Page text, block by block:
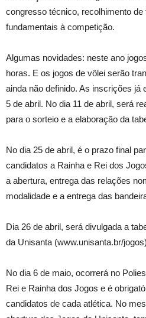
congresso técnico, recolhimento
fundamentais à competição.
Algumas novidades: neste ano
horas. E os jogos de vôlei serão
ainda não definido. As inscrições já
5 de abril. No dia 11 de abril, será
para o sorteio e a elaboração da
No dia 25 de abril, é o prazo final
candidatos a Rainha e Rei dos
a abertura, entrega das relações
modalidade e a entrega das
Dia 26 de abril, será divulgada a
da Unisanta (www.unisanta.br/
No dia 6 de maio, ocorrerá no
Rei e Rainha dos Jogos e é
candidatos de cada atlética. No